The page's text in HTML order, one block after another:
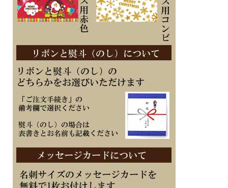
スプリットタイム）、ターゲットタイム報知機能付き、ターゲット報知（目標タイ
ム）を10本までセット可能（セット単位：1秒、最大セット：23時間59分59秒））
・タイマー：最大5つの時間設定が可能なインターバル計測用のタイマー（セット
単位：1秒、最大セット：60分、1秒単位で計測、オートリピート、オートスター
・ダブルLEDライト：
文字板用LEDライト（オートライト、スーパーイルミネーター、残照機能、残照時
間切替（1.5秒/3秒）付き）、
LCD部用LEDバックライト（オートライト、スーパーイルミネーター、残照機能、
残照時間切替（1.5秒/3秒）付き）
■メーカーの正規国内保証書付き（1年間保証）
子供 娘 彼女 母親 妻 奥さん お母さん お義母さん 従業員 会社 永年勤続 周年記念
皆勤 栄転 定年 退職 スポーツ 退団 退官 誕生日 入学 成人 卒業 就職 入隊 御祝 贈り
物 贈答品 ギフト 記念品 プレゼントにメッセージ文字名入れ刻印した腕時計を
※在庫ありの時１０日間前後（土日祝日は除く）で発送予定（在庫切れの場合もあ